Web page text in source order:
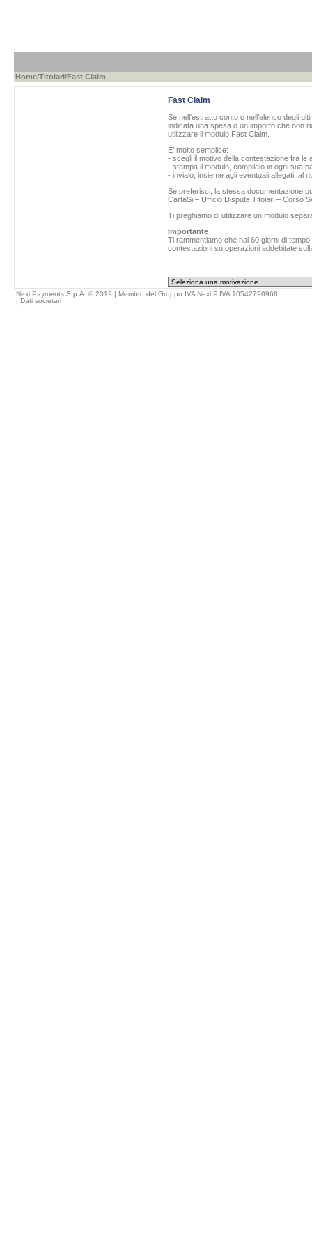
Home/Titolari/Fast Claim
Fast Claim
Se nell'estratto conto o nell’elenco degli
indicata una spesa o un importo che non
utilizzare il modulo Fast Claim.
E’ molto semplice:
- scegli il motivo della contestazione fra le
- stampa il modulo, compilalo in ogni sua
- invialo, insieme agli eventuali allegati, al
Se preferisci, la stessa documentazione
CartaSi – Ufficio Dispute Titolari – Corso
Ti preghiamo di utilizzare un modulo
Importante
Ti rammentiamo che hai 60 giorni di
contestazioni su operazioni addebitate
Nexi Payments S.p.A. © 2019 | Membro del Gruppo IVA Nexi P.IVA 10542790968
| Dati societari